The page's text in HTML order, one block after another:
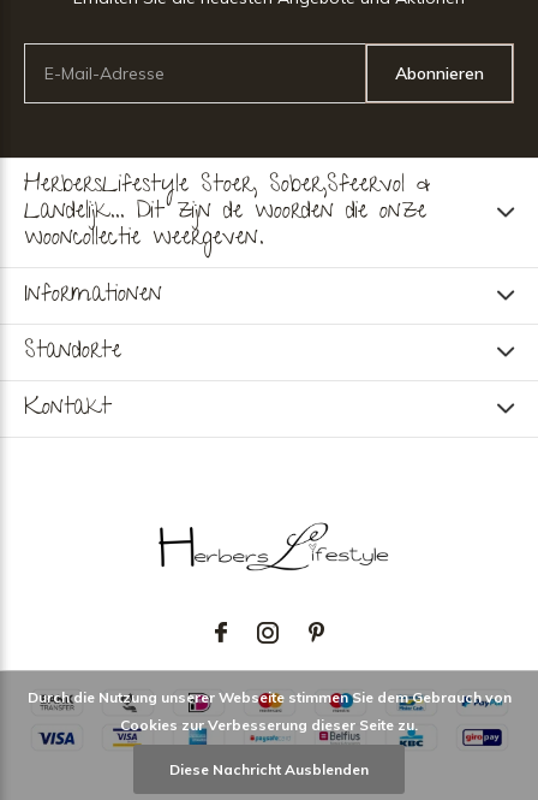
Abonnieren
HerbersLifestyle Stoer, Sober,Sfeervol &
Landelijk... Dit zijn de woorden die onze
wooncollectie weergeven.
Informationen
Standorte
Kontakt
Durch die Nutzung unserer Webseite stimmen Sie dem Gebrauch von
Cookies zur Verbesserung dieser Seite zu.
Diese Nachricht Ausblenden